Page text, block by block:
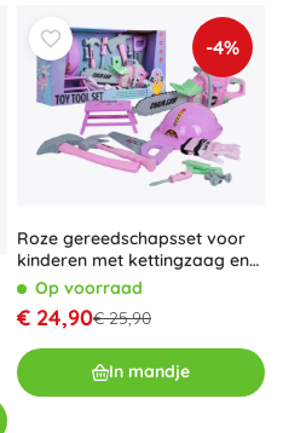
-4%
Roze gereedschapsset voor
kinderen met kettingzaag en
accessoires
Op voorraad
€ 24,90€ 25,90
In mandje